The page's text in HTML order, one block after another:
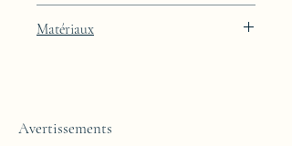
intégration de feuille d'or 24k
Matériaux
Avertissements